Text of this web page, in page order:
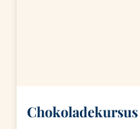
Chokoladekursus